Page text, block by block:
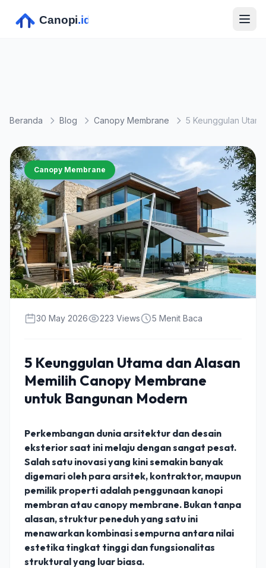
Beranda Blog Canopy Membrane
Canopy Membrane
30 May 2026 223 Views 5 Menit Baca
5 Keunggulan Utama dan Alasan
Memilih Canopy Membrane
untuk Bangunan Modern
Perkembangan dunia arsitektur dan desain
eksterior saat ini melaju dengan sangat pesat.
Salah satu inovasi yang kini semakin banyak
digemari oleh para arsitek, kontraktor, maupun
pemilik properti adalah penggunaan kanopi
membran atau canopy membrane. Bukan tanpa
alasan, struktur peneduh yang satu ini
menawarkan kombinasi sempurna antara nilai
estetika tingkat tinggi dan fungsionalitas
struktural yang luar biasa.